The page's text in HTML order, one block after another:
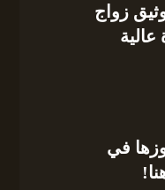
زواج
عالية
في